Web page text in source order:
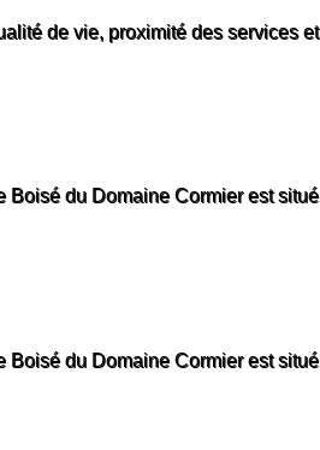
de vie, proximité des services et
Boisé du Domaine Cormier est situé
Boisé du Domaine Cormier est situé